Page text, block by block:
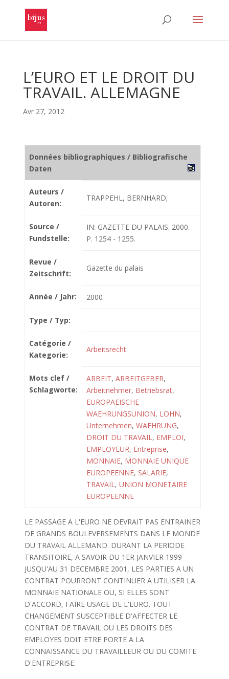
L’EURO ET LE DROIT DU
TRAVAIL. ALLEMAGNE
Avr 27, 2012
Données bibliographiques / Bibliografische
Daten
Auteurs /
Autoren:
TRAPPEHL, BERNHARD;
Source /
Fundstelle:
IN: GAZETTE DU PALAIS. 2000.
P. 1254 - 1255.
Revue /
Zeitschrift:
Gazette du palais
Année / Jahr: 2000
Type / Typ:
Catégorie /
Kategorie:
Arbeitsrecht
Mots clef /
Schlagworte:
ARBEIT, ARBEITGEBER,
Arbeitnehmer, Betriebsrat,
EUROPAEISCHE
WAEHRUNGSUNION, LOHN,
Unternehmen, WAEHRUNG,
DROIT DU TRAVAIL, EMPLOI,
EMPLOYEUR, Entreprise,
MONNAIE, MONNAIE UNIQUE
EUROPEENNE, SALARIE,
TRAVAIL, UNION MONETAIRE
EUROPEENNE
LE PASSAGE A L'EURO NE DEVRAIT PAS ENTRAINER
DE GRANDS BOULEVERSEMENTS DANS LE MONDE
DU TRAVAIL ALLEMAND. DURANT LA PERIODE
TRANSITOIRE, A SAVOIR DU 1ER JANVIER 1999
JUSQU'AU 31 DECEMBRE 2001, LES PARTIES A UN
CONTRAT POURRONT CONTINUER A UTILISER LA
MONNAIE NATIONALE OU, SI ELLES SONT
D'ACCORD, FAIRE USAGE DE L'EURO. TOUT
CHANGEMENT SUSCEPTIBLE D'AFFECTER LE
CONTRAT DE TRAVAIL OU LES DROITS DES
EMPLOYES DOIT ETRE PORTE A LA
CONNAISSANCE DU TRAVAILLEUR OU DU COMITE
D'ENTREPRISE.